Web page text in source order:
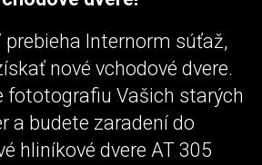
prebieha Internorm súťaž,
nové vchodové dvere.
fototografiu Vašich starých
a budete zaradení do
hliníkové dvere AT 305